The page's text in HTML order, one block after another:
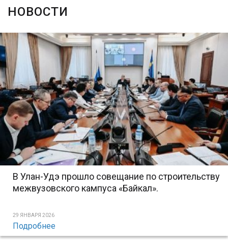
НОВОСТИ
В Улан-Удэ прошло совещание по строительству
межвузовского кампуса «Байкал».
29 ЯНВАРЯ 2026
Подробнее